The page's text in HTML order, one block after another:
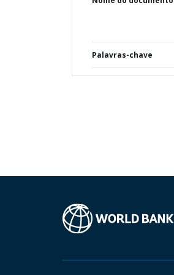
Palavras-chave